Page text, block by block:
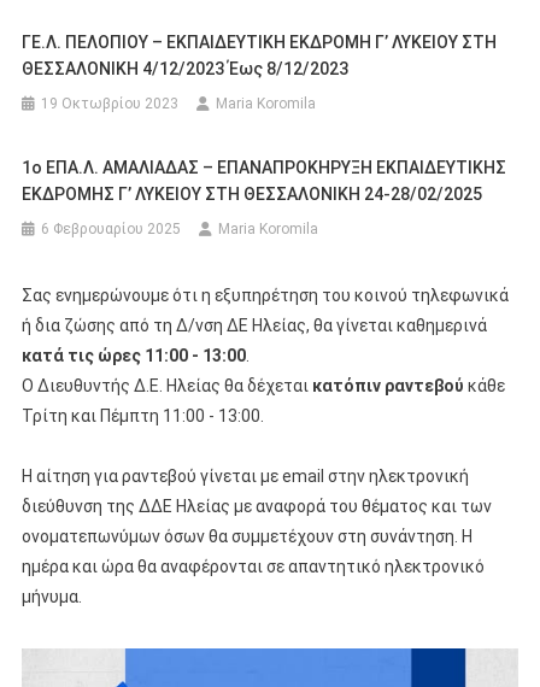
ΓΕ.Λ. ΠΕΛΟΠΙΟΥ – ΕΚΠΑΙΔΕΥΤΙΚΗ ΕΚΔΡΟΜΗ Γ’ ΛΥΚΕΙΟΥ ΣΤΗ
ΘΕΣΣΑΛΟΝΙΚΗ 4/12/2023 Έως 8/12/2023
19 Οκτωβρίου 2023 Maria Koromila
1o ΕΠΑ.Λ. ΑΜΑΛΙΑΔΑΣ – ΕΠΑΝΑΠΡΟΚΗΡΥΞΗ ΕΚΠΑΙΔΕΥΤΙΚΗΣ
ΕΚΔΡΟΜΗΣ Γ’ ΛΥΚΕΙΟΥ ΣΤΗ ΘΕΣΣΑΛΟΝΙΚΗ 24-28/02/2025
6 Φεβρουαρίου 2025 Maria Koromila
Σας ενημερώνουμε ότι η εξυπηρέτηση του κοινού τηλεφωνικά
ή δια ζώσης από τη Δ/νση ΔΕ Ηλείας, θα γίνεται καθημερινά
κατά τις ώρες 11:00 - 13:00.
Ο Διευθυντής Δ.Ε. Ηλείας θα δέχεται κατόπιν ραντεβού κάθε
Τρίτη και Πέμπτη 11:00 - 13:00.
Η αίτηση για ραντεβού γίνεται με email στην ηλεκτρονική
διεύθυνση της ΔΔΕ Ηλείας με αναφορά του θέματος και των
ονοματεπωνύμων όσων θα συμμετέχουν στη συνάντηση. Η
ημέρα και ώρα θα αναφέρονται σε απαντητικό ηλεκτρονικό
μήνυμα.